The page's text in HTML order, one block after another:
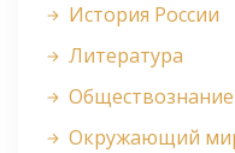
История России
Литература
Обществознание
Окружающий